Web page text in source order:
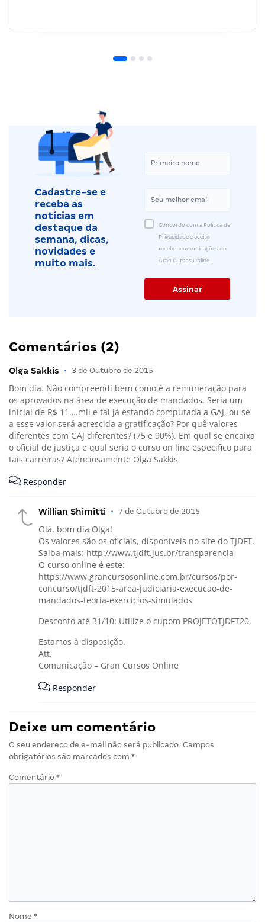
Cadastre-se e
receba as
notícias em
destaque da
semana, dicas,
novidades e
muito mais.
Concordo com a Política de
Privacidade e aceito
receber comunicações do
Gran Cursos Online.
Comentários (2)
Olga Sakkis • 3 de Outubro de 2015
Bom dia. Não compreendi bem como é a remuneração para
os aprovados na área de execução de mandados. Seria um
inicial de R$ 11….mil e tal já estando computada a GAJ, ou se
a esse valor será acrescida a gratificação? Por quê valores
diferentes com GAJ diferentes? (75 e 90%). Em qual se encaixa
o oficial de justiça e qual seria o curso on line especifico para
tais carreiras? Atenciosamente Olga Sakkis
Responder
Willian Shimitti • 7 de Outubro de 2015
Olá. bom dia Olga!
Os valores são os oficiais, disponíveis no site do TJDFT.
Saiba mais: http://www.tjdft.jus.br/transparencia
O curso online é este:
https://www.grancursosonline.com.br/cursos/por-
concurso/tjdft-2015-area-judiciaria-execucao-de-
mandados-teoria-exercicios-simulados
Desconto até 31/10: Utilize o cupom PROJETOTJDFT20.
Estamos à disposição.
Att,
Comunicação – Gran Cursos Online
Responder
Deixe um comentário
O seu endereço de e-mail não será publicado. Campos
obrigatórios são marcados com *
Comentário *
Nome *